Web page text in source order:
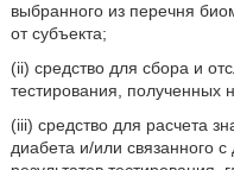
выбранного из перечня
от субъекта;
(ii) средство для сбора и
тестирования, полученных
(iii) средство для расчета
диабета и/или связанного